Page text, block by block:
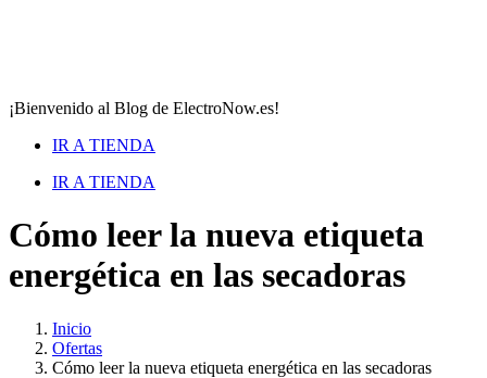
¡Bienvenido al Blog de ElectroNow.es!
IR A TIENDA
IR A TIENDA
Cómo leer la nueva etiqueta
energética en las secadoras
Inicio
Ofertas
Cómo leer la nueva etiqueta energética en las secadoras